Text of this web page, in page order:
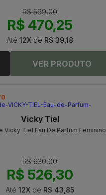
R$ 599,00
R$ 470,25
Até 12X de R$ 39,18
Vicky Tiel
Vicky Tiel Eau De Parfum Feminino
R$ 630,00
R$ 526,30
Até 12X de R$ 43,85